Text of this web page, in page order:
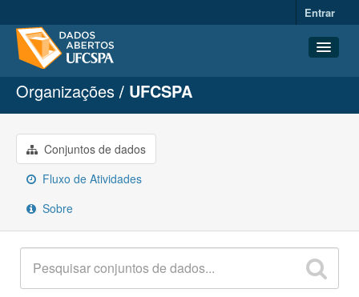
Entrar
Conjuntos de dados
Organizações
Grupos
Sobre
Organizações UFCSPA
Conjuntos de dados
Fluxo de Atividades
Sobre